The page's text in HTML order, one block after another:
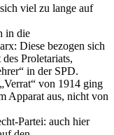
viel zu lange auf
in die
Diese bezogen sich
Proletariats,
in der SPD.
von 1914 ging
Apparat aus, nicht von
Partei: auch hier